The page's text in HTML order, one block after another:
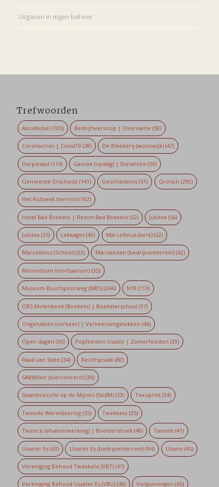
Uitgaven in eigen beheer
Trefwoorden
AkzoNobel (105) Bedrijfsverkoop | Overname (50)
Coronacrisis | Covid19 (38) De Bleekerij (woonwijk) (47)
Dorpsraad (114) Gasolie (opslag) | Dieselolie (36)
Gemeente Enschede (141) Geschiedenis (51) Grolsch (290)
Het Rutbeek (terrein)(102)
Hotel Bad Boekelo | Resort Bad Boekelo (52) Jubilea (56)
Jubilea (35) Lekkages (40) Marcellinus (kerk)(62)
Marcellinus (School)(33) Marssteden (bedrijventerrein) (62)
Momentum (mortuarium)(35)
Museum Buurtspoorweg (MBS)(246) N18 (113)
OBS Molenbeek (Boekelo) | Boekelerschool (37)
Ongelukken (verkeer) | Verkeersongelukken (46)
Open dagen (36) Popfeesten Usselo | Zomerfeesten (39)
Raad van State (34) Rechtspraak (80)
SABMiller (bierconcern)(36)
Staatstoezicht op de Mijnen (SodM)(33) Texoprint (34)
Tweede Wereldoorlog(55) Twekkelo (35)
Twence (afvalverwerking) | Boeldershoek(48) Twente (41)
Usseler Es(63) Usseler Es (bedrijventerrein) (94) Usselo (45)
Vereniging Behoud Twekkelo (VBT)(47)
Vereniging Behoud Usseler Es (VBU)(38) Vergunningen (65)